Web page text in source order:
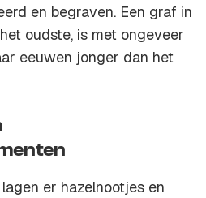
en begraven. Een graf in
oudste, is met ongeveer
eeuwen jonger dan het
er hazelnootjes en